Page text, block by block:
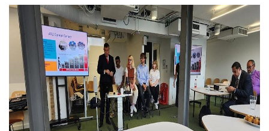
الطلاب
هيئة التدريس
الدراسات العليا
الخريجين